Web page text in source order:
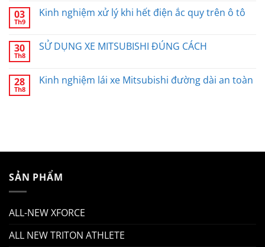
03
Th9
Kinh nghiệm xử lý khi hết điện ắc quy trên ô tô
30
Th8
SỬ DỤNG XE MITSUBISHI ĐÚNG CÁCH
28
Th8
Kinh nghiệm lái xe Mitsubishi đường dài an toàn
SẢN PHẨM
ALL-NEW XFORCE
ALL NEW TRITON ATHLETE